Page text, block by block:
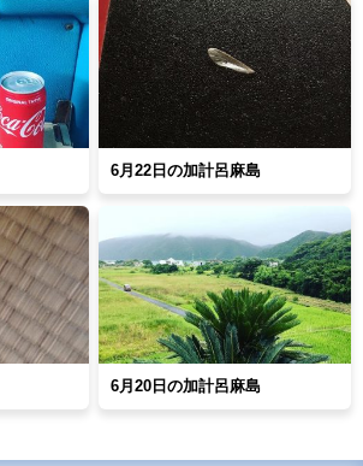
6月22日の加計呂麻島
6月20日の加計呂麻島